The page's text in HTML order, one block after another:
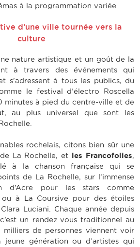
à la programmation variée.
d’une ville tournée vers la
culture
nature artistique et un goût de la
à travers des événements qui
s’adressent à tous les publics, du
le festival d’électro Roscella
minutes à pied du centre-ville et de
au plus universel que sont les
rochelais, citons bien sûr une
La Rochelle, et les Francofolies,
à la chanson française qui se
de La Rochelle, sur l’immense
d’Acre pour les stars comme
ou à La Coursive pour des étoiles
Luciani. Chaque année depuis
un rendez-vous traditionnel au
de personnes viennent voir
génération ou d’artistes qui